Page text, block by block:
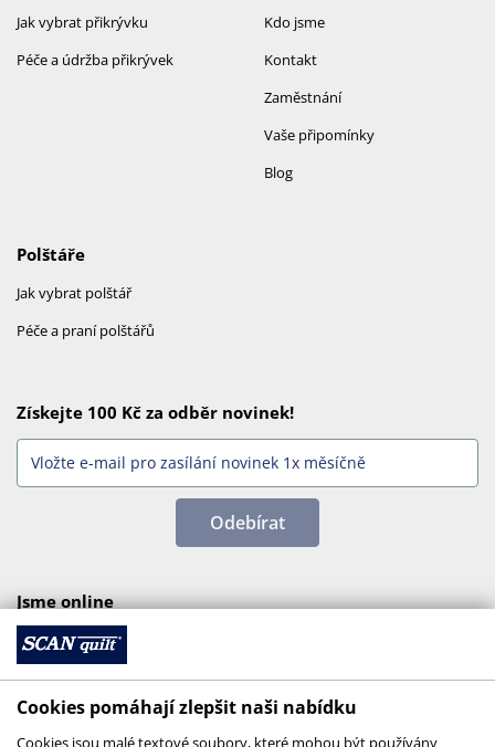
Kdo jsme
Kontakt
Zaměstnání
Vaše připomínky
Blog
Jak vybrat přikrývku
Péče a údržba přikrývek
Polštáře
Jak vybrat polštář
Péče a praní polštářů
Získejte 100 Kč za odběr novinek!
Odebírat
Jsme online
Cookies pomáhají zlepšit naši nabídku
Cookies jsou malé textové soubory, které mohou být používány